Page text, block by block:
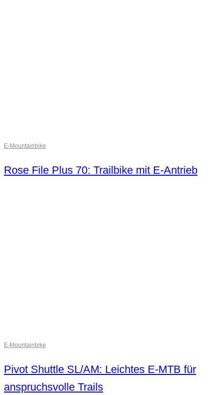
E-Mountainbike
Rose File Plus 70: Trailbike mit E-Antrieb
E-Mountainbike
Pivot Shuttle SL/AM: Leichtes E-MTB für
anspruchsvolle Trails